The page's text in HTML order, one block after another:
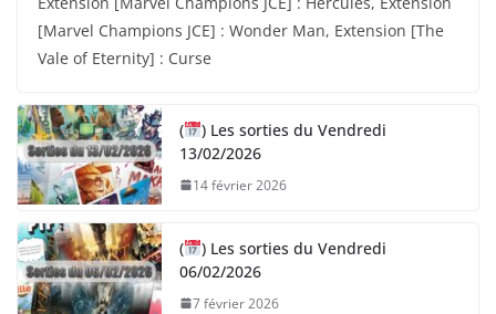
[Marvel Champions JCE] : Wonder Man, Extension [The
Vale of Eternity] : Curse
(
) Les sorties du Vendredi
13/02/2026
14 février 2026
(
) Les sorties du Vendredi
06/02/2026
7 février 2026